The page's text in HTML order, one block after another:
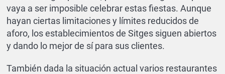
vaya a ser imposible celebrar estas fiestas. Aunque
hayan ciertas limitaciones y límites reducidos de
aforo, los establecimientos de Sitges siguen abiertos
y dando lo mejor de sí para sus clientes.
También dada la situación actual varios restaurantes